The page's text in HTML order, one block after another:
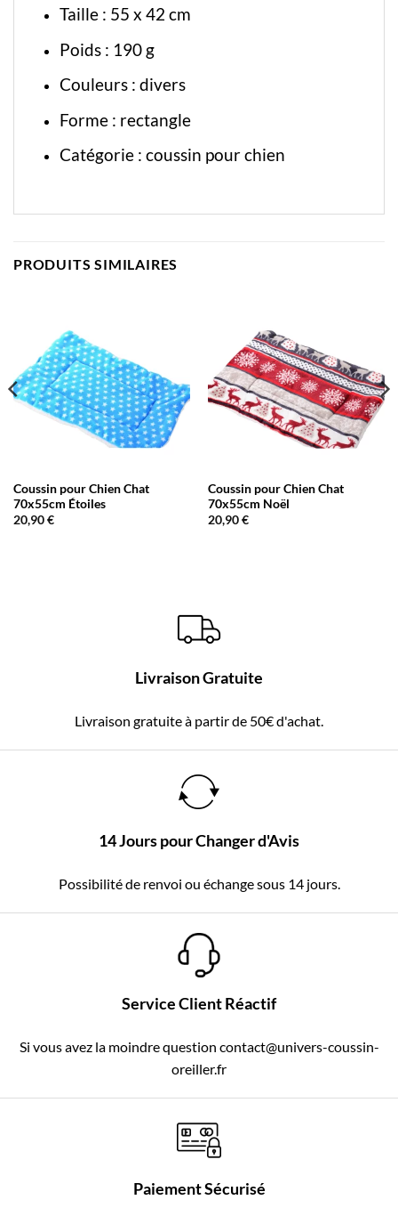
Taille : 55 x 42 cm
Poids : 190 g
Couleurs : divers
Forme : rectangle
Catégorie : coussin pour chien
PRODUITS SIMILAIRES
Coussin pour Chien Chat
70x55cm Étoiles
20,90€
Coussin pour Chien Chat
70x55cm Noël
20,90€
Livraison Gratuite
Livraison gratuite à partir de 50€ d'achat.
14 Jours pour Changer d'Avis
Possibilité de renvoi ou échange sous 14 jours.
Service Client Réactif
Si vous avez la moindre question contact@univers-coussin-
oreiller.fr
Paiement Sécurisé